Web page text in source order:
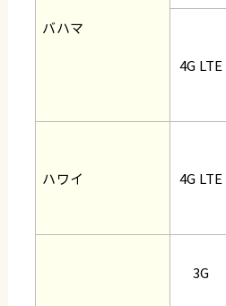
バハマ
4G LTE
ハワイ 4G LTE
3G